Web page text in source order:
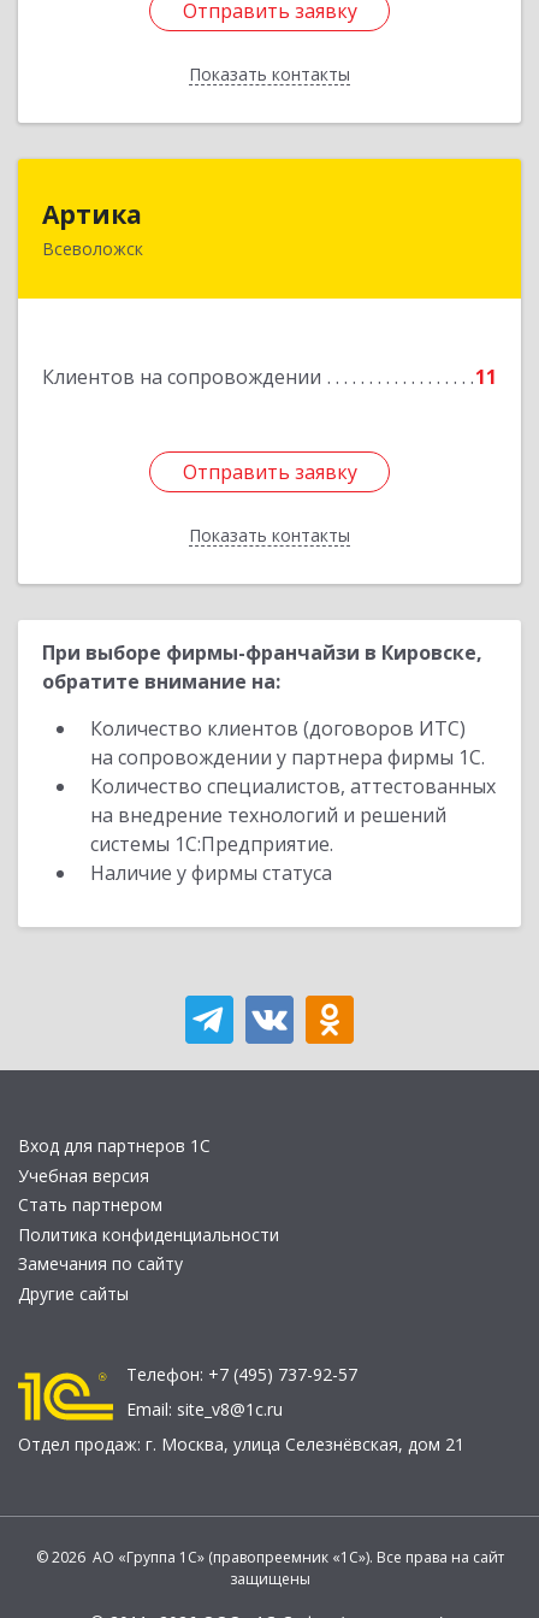
Отправить заявку
Показать контакты
Отправить заявку
Назад
Артика
Всеволожск
Клиентов на сопровождении 11
Отправить заявку
Показать контакты
188645, Ленинградская обл, Всеволожск г,
Отправить заявку
Назад
При выборе фирмы-франчайзи в Кировске,
обратите внимание на:
Количество клиентов (договоров ИТС)
на сопровождении у партнера фирмы 1С.
Количество специалистов, аттестованных
на внедрение технологий и решений
системы 1С:Предприятие.
Наличие у фирмы статуса
Вход для партнеров 1С
Учебная версия
Стать партнером
Политика конфиденциальности
Замечания по сайту
Другие сайты
Телефон: +7 (495) 737-92-57
Email: site_v8@1c.ru
Отдел продаж: г. Москва, улица Селезнёвская, дом 21
© 2026 АО «Группа 1С» (правопреемник «1С»). Все права на сайт
защищены